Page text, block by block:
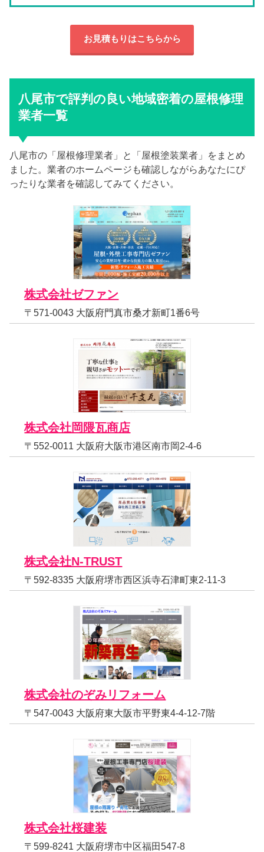
お見積もりはこちらから
八尾市で評判の良い地域密着の屋根修理
業者一覧
八尾市の「屋根修理業者」と「屋根塗装業者」をまとめ
ました。業者のホームページも確認しながらあなたにぴ
ったりな業者を確認してみてください。
株式会社ゼファン
〒571-0043 大阪府門真市桑才新町1番6号
株式会社岡隈瓦商店
〒552-0011 大阪府大阪市港区南市岡2-4-6
株式会社N-TRUST
〒592-8335 大阪府堺市西区浜寺石津町東2-11-3
株式会社のぞみリフォーム
〒547-0043 大阪府東大阪市平野東4-4-12-7階
株式会社桜建装
〒599-8241 大阪府堺市中区福田547-8